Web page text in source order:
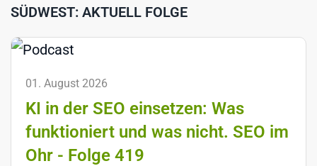
SÜDWEST: AKTUELL FOLGE
01. August 2026
KI in der SEO einsetzen: Was
funktioniert und was nicht. SEO im
Ohr - Folge 419